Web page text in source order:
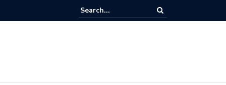
li biljke ujutro u pravo vrijeme? Ova greška tijekom vrućina uništava